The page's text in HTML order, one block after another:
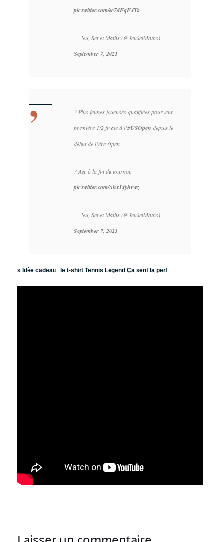
pic.twitter.com/ee7dFqF4Tb
— Jeu, Set et Maths (@JeuSetMaths)
September 7, 2021
? Plus jeunes joueuses qualifiées pour leur
première 1/2 finale à l’#USOpen depuis le
début de l’ère Open.
?️ Âge à la fin du tournoi.
pic.twitter.com/AhxLfyhvwz
— Jeu, Set et Maths (@JeuSetMaths)
September 7, 2021
» Idée cadeau : le t-shirt Tennis Legend Ça sent la perf